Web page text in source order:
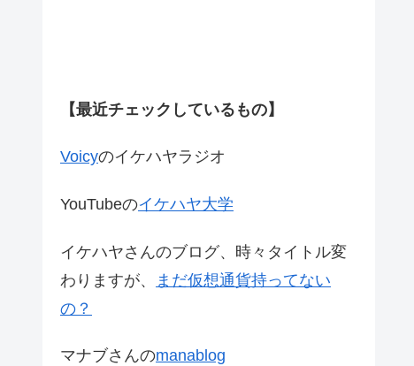
【最近チェックしているもの】
Voicyのイケハヤラジオ
YouTubeのイケハヤ大学
イケハヤさんのブログ、時々タイトル変
わりますが、
まだ仮想通貨持ってない
の？
マナブさんのmanablog